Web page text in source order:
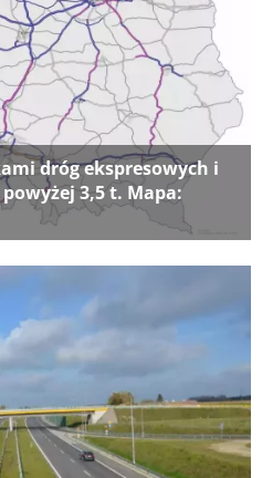
dróg ekspresowych i
3,5 t. Mapa: